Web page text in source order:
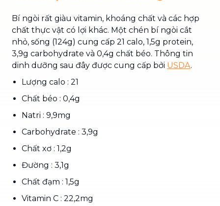
Bí ngòi rất giàu vitamin, khoáng chất và các hợp
chất thực vật có lợi khác. Một chén bí ngòi cắt
nhỏ, sống (124g) cung cấp 21 calo, 1,5g protein,
3,9g carbohydrate và 0,4g chất béo. Thông tin
dinh dưỡng sau đây được cung cấp bởi USDA.
Lượng calo : 21
Chất béo : 0,4g
Natri : 9,9mg
Carbohydrate : 3,9g
Chất xơ : 1,2g
Đường : 3,1g
Chất đạm : 1,5g
Vitamin C : 22,2mg